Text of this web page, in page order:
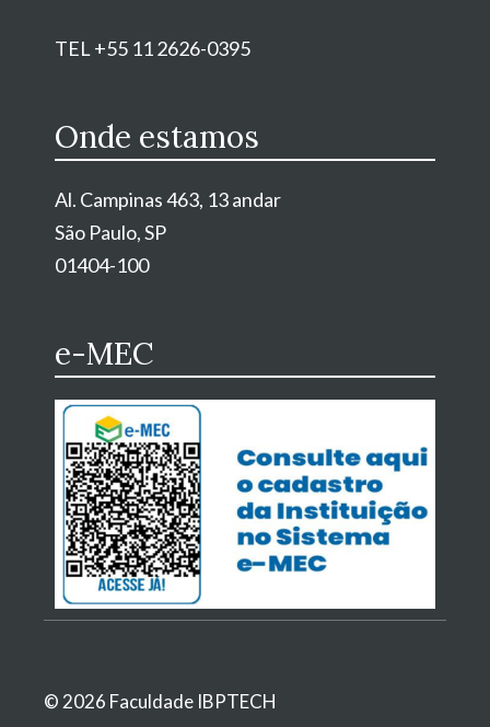
TEL +55 11 2626-0395
Onde estamos
Al. Campinas 463, 13 andar
São Paulo, SP
01404-100
e-MEC
© 2026 Faculdade IBPTECH